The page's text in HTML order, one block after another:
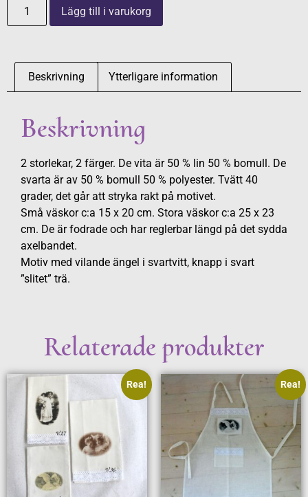
Lägg till i varukorg
Beskrivning Ytterligare information
Beskrivning
2 storlekar, 2 färger. De vita är 50 % lin 50 % bomull. De
svarta är av 50 % bomull 50 % polyester. Tvätt 40
grader, det går att stryka rakt på motivet.
Små väskor c:a 15 x 20 cm. Stora väskor c:a 25 x 23
cm. De är fodrade och har reglerbar längd på det sydda
axelbandet.
Motiv med vilande ängel i svartvitt, knapp i svart
”slitet” trä.
Relaterade produkter
Rea! Rea!